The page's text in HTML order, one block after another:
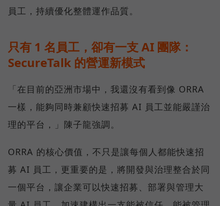
員工，持續優化整體運作品質。
只有 1 名員工，卻有一支 AI 團隊：
SecureTalk 的營運新模式
「在目前的亞洲市場中，我還沒有看到像 ORRA
一樣，能夠同時兼顧快速招募 AI 員工並能嚴謹治
理的平台，」陳子龍強調。
ORRA 的核心價值，不只是讓每個人都能快速招
募 AI 員工，更重要的是，將開發與治理整合於同
一個平台，讓企業可以快速招募、部署與管理大